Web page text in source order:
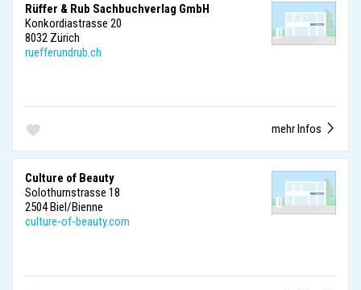
Rüffer & Rub Sachbuchverlag GmbH
Konkordiastrasse 20
8032 Zürich
ruefferundrub.ch
mehr Infos
Culture of Beauty
Solothurnstrasse 18
2504 Biel/Bienne
culture-of-beauty.com